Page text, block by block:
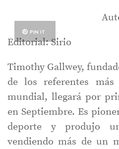
PIN IT
Editorial: Sirio
Timothy Gallwey,
de los referentes
mundial, llegará por
en Septiembre. Es
deporte y produjo
vendiendo más de un